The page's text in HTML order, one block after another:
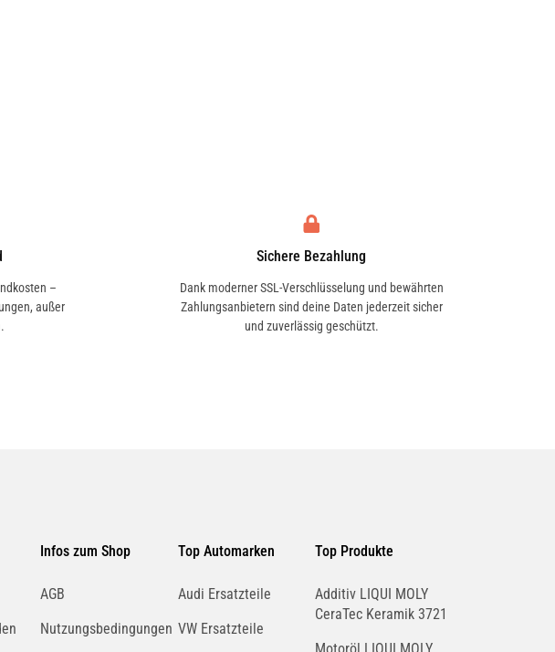
–
außer
Sichere Bezahlung
Dank moderner SSL-Verschlüsselung und bewährten
Zahlungsanbietern sind deine Daten jederzeit sicher
und zuverlässig geschützt.
Infos zum Shop
AGB
Nutzungsbedingungen
Top Automarken
Audi Ersatzteile
VW Ersatzteile
Top Produkte
Additiv LIQUI MOLY
CeraTec Keramik 3721